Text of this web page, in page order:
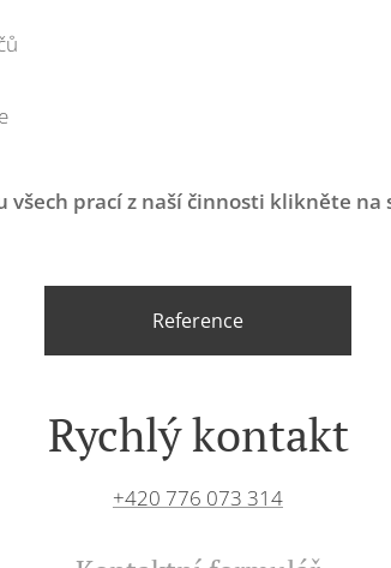
všech prací z naší činnosti klikněte
Reference
Rychlý kontakt
+420 776 073 314